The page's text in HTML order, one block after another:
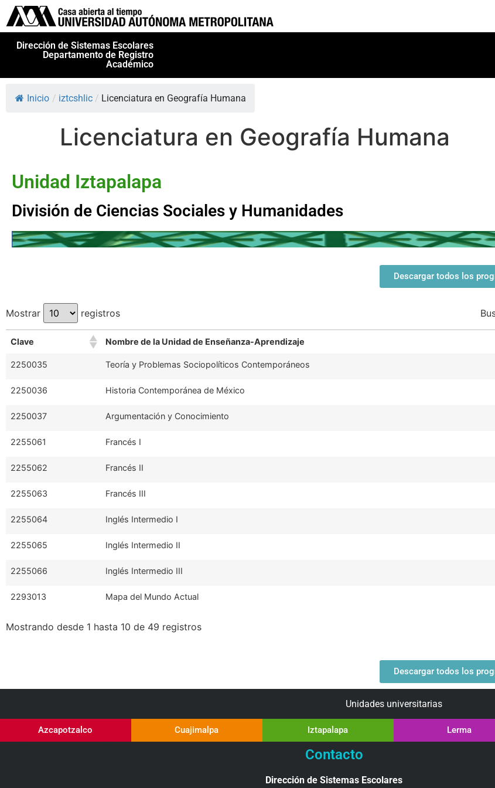
Dirección de Sistemas Escolares
Departamento de Registro
Académico
Inicio / iztcshlic / Licenciatura en Geografía Humana
Licenciatura en Geografía Humana
Unidad Iztapalapa
División de Ciencias Sociales y Humanidades
Descargar todos los
Mostrar registros
Clave Nombre de la Unidad de Enseñanza-Aprendizaje
2250035 Teoría y Problemas Sociopolíticos Contemporáneos
2250036 Historia Contemporánea de México
2250037 Argumentación y Conocimiento
2255061 Francés I
2255062 Francés II
2255063 Francés III
2255064 Inglés Intermedio I
2255065 Inglés Intermedio II
2255066 Inglés Intermedio III
2293013 Mapa del Mundo Actual
Mostrando desde 1 hasta 10 de 49 registros
Descargar todos los
Unidades universitarias
Azcapotzalco Cuajimalpa Iztapalapa Lerma
Contacto
Dirección de Sistemas Escolares